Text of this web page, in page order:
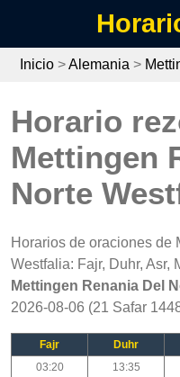
Inicio >Alemania >
Horario
Mettingen
Norte
Horarios de oraciones de
Westfalia: Fajr, Duhr, Asr,
Mettingen Renania Del
2026-08-06 (21 Safar
Fajr Duhr
03:20
13:35